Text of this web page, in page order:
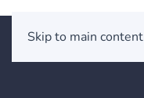
Skip to main content